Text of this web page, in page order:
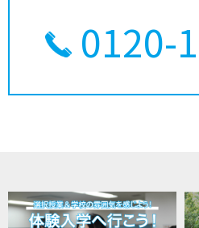
0120-